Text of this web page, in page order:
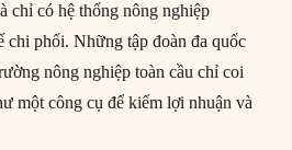
chỉ có hệ thống nông nghiệp
chi phối. Những tập đoàn đa quốc
nông nghiệp toàn cầu chỉ coi
một công cụ để kiếm lợi nhuận và